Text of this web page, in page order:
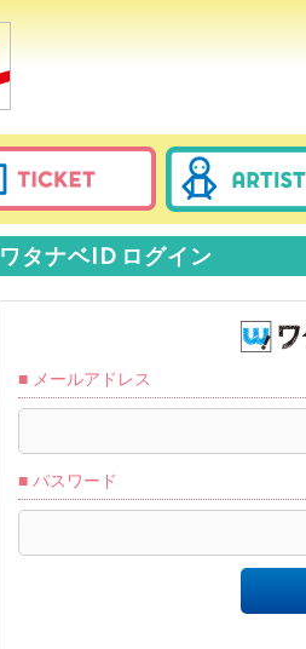
ワタナベID ログイン
メールアドレス
パスワード